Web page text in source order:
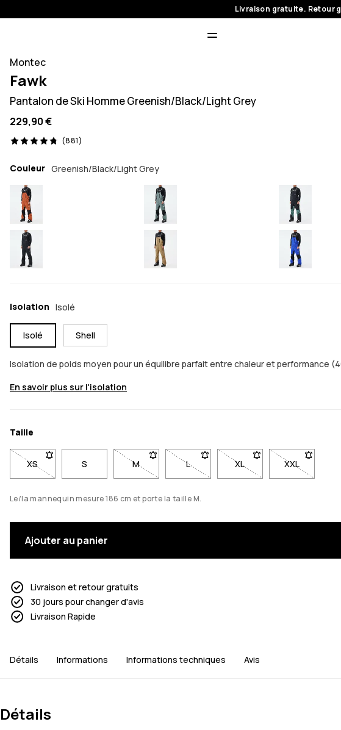
Livraison gratuite. Retour
Montec
Fawk
Pantalon de Ski Homme Greenish/Black/Light Grey
229,90 €
(881)
881 avis, 4.8/5
Couleur Greenish/Black/Light Grey
Isolation Isolé
Isolé Shell
Isolation de poids moyen pour un équilibre parfait entre chaleur et performance
En savoir plus sur l'isolation
Taille
XS- Taille XS non disponible. Clique pour être averti quand elle sera de retour
S M- Taille M non disponible. Clique pour être averti
L- Taille L non disponible. Clique pour
XL- Taille XL non
XXL- Taille XXL
Le/la mannequin mesure 186 cm et porte la taille M.
Ajouter au panier
Livraison et retour gratuits
30 jours pour changer d'avis
Livraison Rapide
Détails Informations Informations techniques Avis
Détails